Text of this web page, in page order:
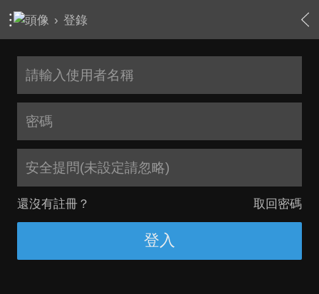
› 登錄
安全提問(未設定請忽略)
還沒有註冊？ 取回密碼
登入